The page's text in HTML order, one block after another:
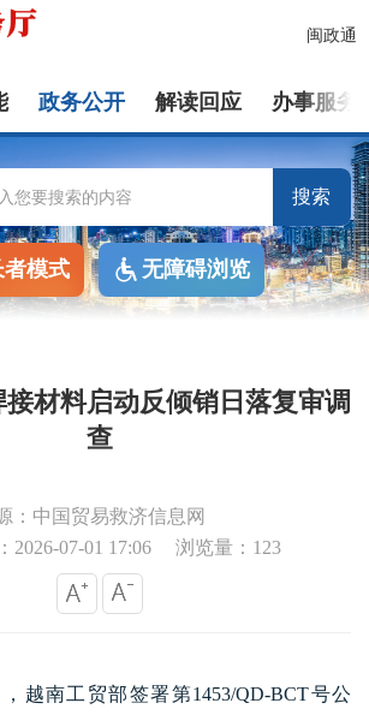
闽政通
政务公开 解读回应 办事服务
搜索
者模式 无障碍浏览
材料启动反倾销日落复审调
查
：中国贸易救济信息网
2026-07-01 17:06
浏览量：123
越南工贸部签署第1453/QD-BCT号公